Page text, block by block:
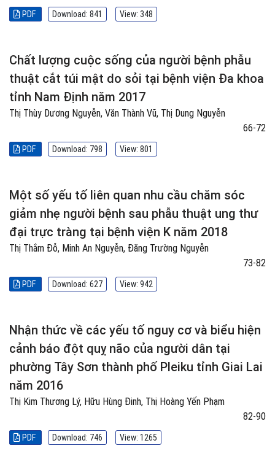
PDF Download: 841 View: 348
Chất lượng cuộc sống của người bệnh phẫu
thuật cắt túi mật do sỏi tại bệnh viện Đa khoa
tỉnh Nam Định năm 2017
Thị Thùy Dương Nguyễn, Văn Thành Vũ, Thị Dung Nguyễn
66-72
PDF Download: 798 View: 801
Một số yếu tố liên quan nhu cầu chăm sóc
giảm nhẹ người bệnh sau phẫu thuật ung thư
đại trực tràng tại bệnh viện K năm 2018
Thị Thắm Đỗ, Minh An Nguyễn, Đăng Trường Nguyễn
73-82
PDF Download: 627 View: 942
Nhận thức về các yếu tố nguy cơ và biểu hiện
cảnh báo đột quỵ não của người dân tại
phường Tây Sơn thành phố Pleiku tỉnh Giai Lai
năm 2016
Thị Kim Thương Lý, Hữu Hùng Đinh, Thị Hoàng Yến Phạm
82-90
PDF Download: 746 View: 1265